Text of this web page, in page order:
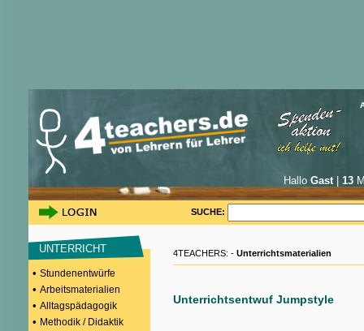
Hallo Gast| 13
SUCHE:
UNTERRICHT
• Stundenentwürfe
• Arbeitsmaterialien
• Alltagspädagogik
• Methodik / Didaktik
4TEACHERS: - Unterrichtsmaterialien
Unterrichtsentwuf Jumpstyle